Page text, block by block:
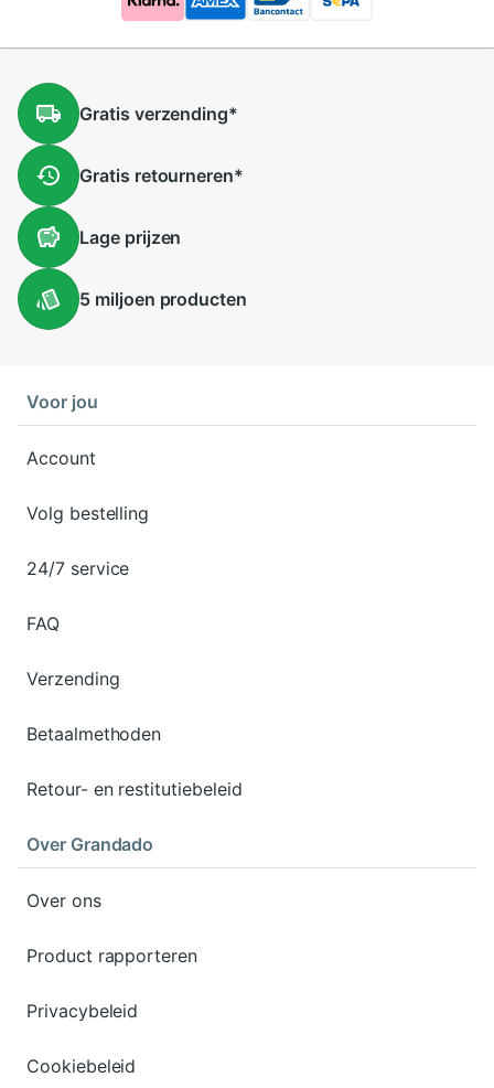
Gratis verzending*
Gratis retourneren*
Lageprijzen
5 miljoen producten
Voor jou
Account
Volg bestelling
24/7 service
FAQ
Verzending
Betaalmethoden
Retour- en restitutiebeleid
Over Grandado
Over ons
Product rapporteren
Privacybeleid
Cookiebeleid